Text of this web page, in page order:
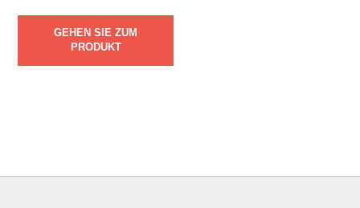
GEHEN SIE ZUM
PRODUKT